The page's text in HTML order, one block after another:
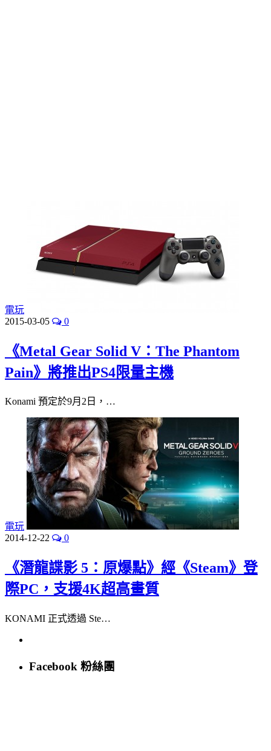
電玩
2015-03-05
0
《Metal Gear Solid V：The Phantom
Pain》將推出PS4限量主機
Konami 預定於9月2日，…
電玩
2014-12-22
0
《潛龍諜影 5：原爆點》經《Steam》登
際PC，支援4K超高畫質
KONAMI 正式透過 Ste…
Facebook 粉絲團